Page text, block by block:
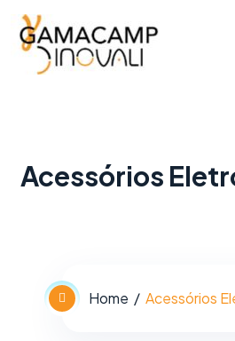
Acessórios
Home Acessórios